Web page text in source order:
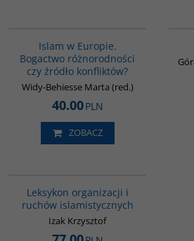
Islam w Europie.
Bogactwo różnorodności
czy źródło konfliktów?
Widy-Behiesse Marta (red.)
40.00PLN
ZOBACZ
Leksykon organizacji i
ruchów islamistycznych
Izak Krzysztof